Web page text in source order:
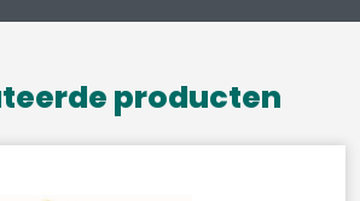
producten